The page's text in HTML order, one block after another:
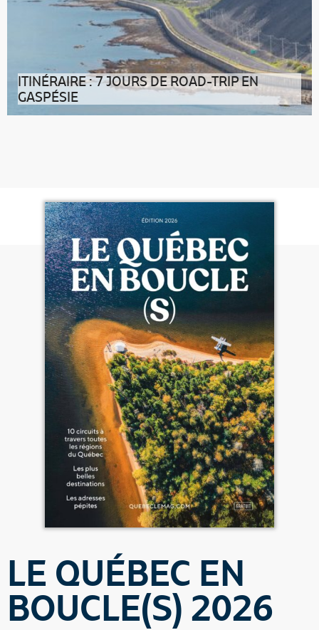
ITINÉRAIRE : 7 JOURS DE ROAD-TRIP EN
GASPÉSIE
LE QUÉBEC EN
BOUCLE(S) 2026